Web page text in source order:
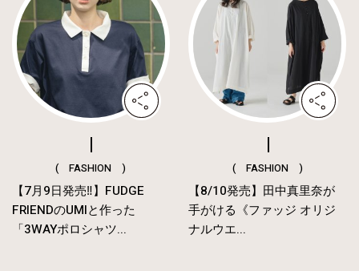
( FASHION )
【7月9日発売‼︎】FUDGE
FRIENDのUMIと作った
「3WAYポロシャツ...
( FASHION )
【8/10発売】田中真里奈が
手がける《ファッジ オリジ
ナルウエ...